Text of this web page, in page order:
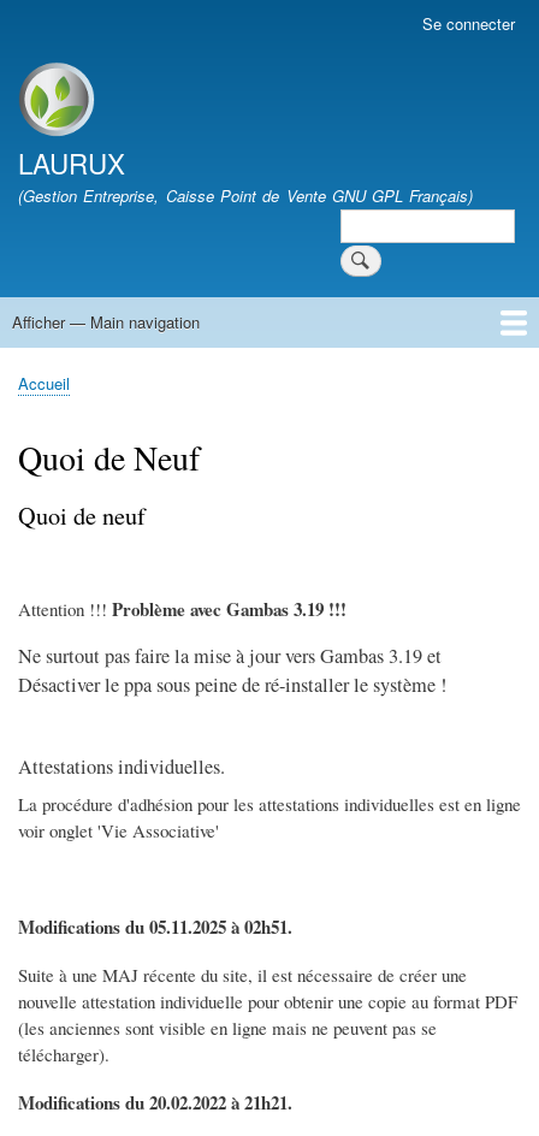
account
menu
Se connecter
Site branding
LAURUX
(Gestion Entreprise, Caisse Point de Vente GNU GPL Français)
Search
Main
Afficher — Main navigation
Accueil
Quoi de Neuf
Téléchargement
FAQ
Documentation
Développement
Forum
Vie Associative
Fil
Accueil
Quoi de Neuf
Quoi de neuf
Attention !!! Problème avec Gambas 3.19 !!!
Ne surtout pas faire la mise à jour vers Gambas 3.19 et
Désactiver le ppa sous peine de ré-installer le système !
Attestations individuelles.
La procédure d'adhésion pour les attestations individuelles est en ligne
voir onglet 'Vie Associative'
Modifications du 05.11.2025 à 02h51.
Suite à une MAJ récente du site, il est nécessaire de créer une
nouvelle attestation individuelle pour obtenir une copie au format PDF
(les anciennes sont visible en ligne mais ne peuvent pas se
télécharger).
Modifications du 20.02.2022 à 21h21.